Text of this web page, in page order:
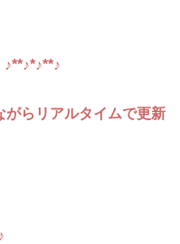
らリアルタイムで更新